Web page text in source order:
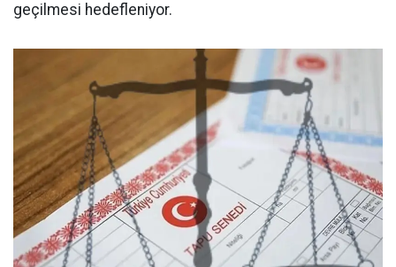
geçilmesi hedefleniyor.